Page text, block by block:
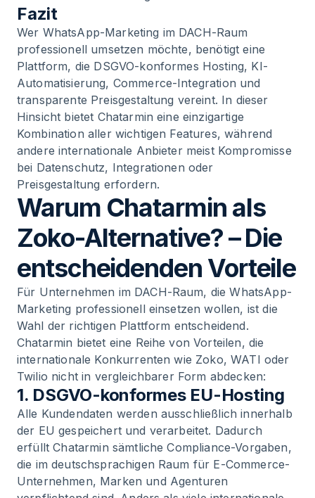
Fazit
Wer WhatsApp-Marketing im DACH-Raum
professionell umsetzen möchte, benötigt eine
Plattform, die DSGVO-konformes Hosting, KI-
Automatisierung, Commerce-Integration und
transparente Preisgestaltung vereint. In dieser
Hinsicht bietet Chatarmin eine einzigartige
Kombination aller wichtigen Features, während
andere internationale Anbieter meist Kompromisse
bei Datenschutz, Integrationen oder
Preisgestaltung erfordern.
Warum Chatarmin als
Zoko-Alternative? – Die
entscheidenden Vorteile
Für Unternehmen im DACH-Raum, die WhatsApp-
Marketing professionell einsetzen wollen, ist die
Wahl der richtigen Plattform entscheidend.
Chatarmin bietet eine Reihe von Vorteilen, die
internationale Konkurrenten wie Zoko, WATI oder
Twilio nicht in vergleichbarer Form abdecken:
1. DSGVO-konformes EU-Hosting
Alle Kundendaten werden ausschließlich innerhalb
der EU gespeichert und verarbeitet. Dadurch
erfüllt Chatarmin sämtliche Compliance-Vorgaben,
die im deutschsprachigen Raum für E-Commerce-
Unternehmen, Marken und Agenturen